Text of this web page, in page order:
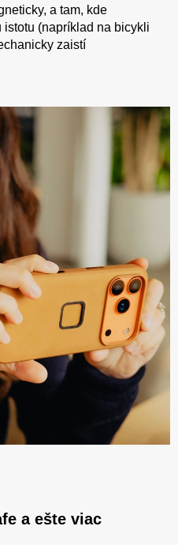
a tam, kde
istotu (napríklad na bicykli
zaistí
a ešte viac